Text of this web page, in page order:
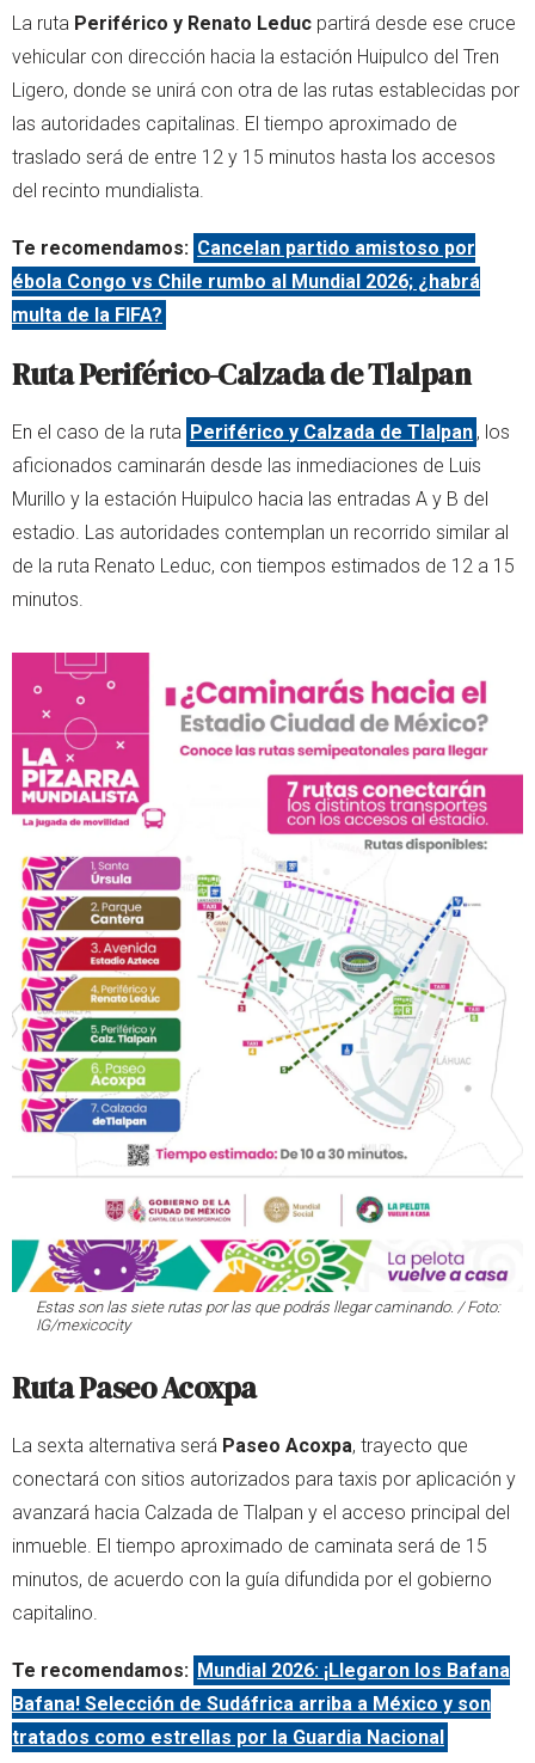
La ruta Periférico y Renato Leduc partirá desde ese cruce
vehicular con dirección hacia la estación Huipulco del Tren
Ligero, donde se unirá con otra de las rutas establecidas por
las autoridades capitalinas. El tiempo aproximado de
traslado será de entre 12 y 15 minutos hasta los accesos
del recinto mundialista.
Te recomendamos: Cancelan partido amistoso por
ébola Congo vs Chile rumbo al Mundial 2026; ¿habrá
multa de la FIFA?
Ruta Periférico-Calzada de Tlalpan
En el caso de la ruta Periférico y Calzada de Tlalpan , los
aficionados caminarán desde las inmediaciones de Luis
Murillo y la estación Huipulco hacia las entradas A y B del
estadio. Las autoridades contemplan un recorrido similar al
de la ruta Renato Leduc, con tiempos estimados de 12 a 15
minutos.
Estas son las siete rutas por las que podrás llegar caminando. / Foto:
IG/mexicocity
Ruta Paseo Acoxpa
La sexta alternativa será Paseo Acoxpa, trayecto que
conectará con sitios autorizados para taxis por aplicación y
avanzará hacia Calzada de Tlalpan y el acceso principal del
inmueble. El tiempo aproximado de caminata será de 15
minutos, de acuerdo con la guía difundida por el gobierno
capitalino.
Te recomendamos: Mundial 2026: ¡Llegaron los Bafana
Bafana! Selección de Sudáfrica arriba a México y son
tratados como estrellas por la Guardia Nacional